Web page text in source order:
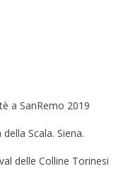
a SanRemo 2019
Scala. Siena.
delle Colline Torinesi